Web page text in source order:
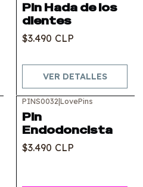
Pin Hada de los
dientes
$3.490 CLP
VER DETALLES
PINS0032|LovePins
Pin
Endodoncista
$3.490 CLP